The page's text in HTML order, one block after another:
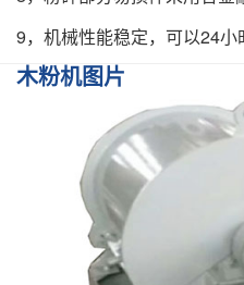
9，机械性能稳定，可以24小
木粉机图片